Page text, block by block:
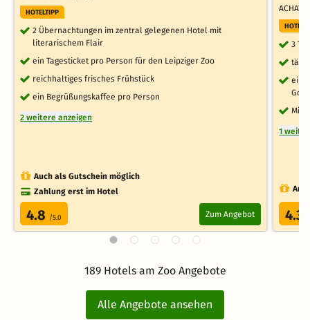
HOTELTIPP
2 Übernachtungen im zentral gelegenen Hotel mit
literarischem Flair
ein Tagesticket pro Person für den Leipziger Zoo
reichhaltiges frisches Frühstück
ein Begrüßungskaffee pro Person
2 weitere anzeigen
Auch als Gutschein möglich
Zahlung erst im Hotel
4.8 /5.0 Zum Angebot
ACHAT
3
eine
1
4.3
189 Hotels am Zoo Angebote
Alle Angebote ansehen